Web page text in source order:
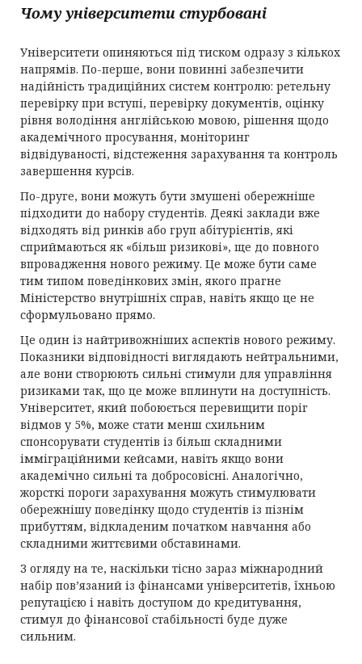
Чому університети стурбовані
Університети опиняються під тиском одразу з кількох
напрямів. По-перше, вони повинні забезпечити
надійність традиційних систем контролю: ретельну
перевірку при вступі, перевірку документів, оцінку
рівня володіння англійською мовою, рішення щодо
академічного просування, моніторинг
відвідуваності, відстеження зарахування та контроль
завершення курсів.
По-друге, вони можуть бути змушені обережніше
підходити до набору студентів. Деякі заклади вже
відходять від ринків або груп абітурієнтів, які
сприймаються як «більш ризикові», ще до повного
впровадження нового режиму. Це може бути саме
тим типом поведінкових змін, якого прагне
Міністерство внутрішніх справ, навіть якщо це не
сформульовано прямо.
Це один із найтривожніших аспектів нового режиму.
Показники відповідності виглядають нейтральними,
але вони створюють сильні стимули для управління
ризиками так, що це може вплинути на доступність.
Університет, який побоюється перевищити поріг
відмов у 5%, може стати менш схильним
спонсорувати студентів із більш складними
імміграційними кейсами, навіть якщо вони
академічно сильні та добросовісні. Аналогічно,
жорсткі пороги зарахування можуть стимулювати
обережнішу поведінку щодо студентів із пізнім
прибуттям, відкладеним початком навчання або
складними життєвими обставинами.
З огляду на те, наскільки тісно зараз міжнародний
набір пов’язаний із фінансами університетів, їхньою
репутацією і навіть доступом до кредитування,
стимул до фінансової стабільності буде дуже
сильним.